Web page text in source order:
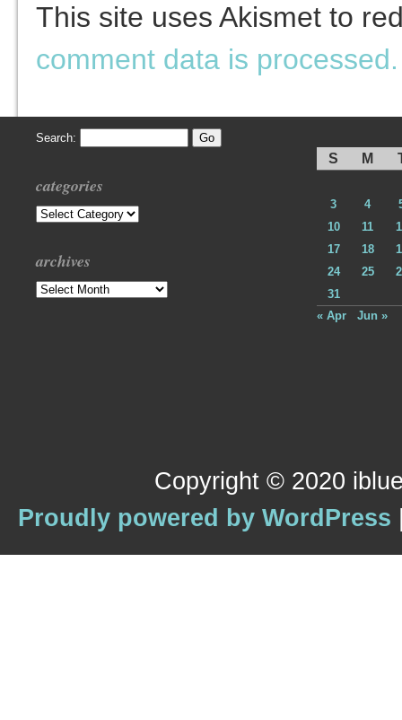
This site uses Akismet to
comment data is processed.
Search:
categories
Categories
archives
Archives
S M
3 4
10
11
17
18
24
25
31
« Apr
Jun »
Copyright © 2020
Proudly powered by WordPress